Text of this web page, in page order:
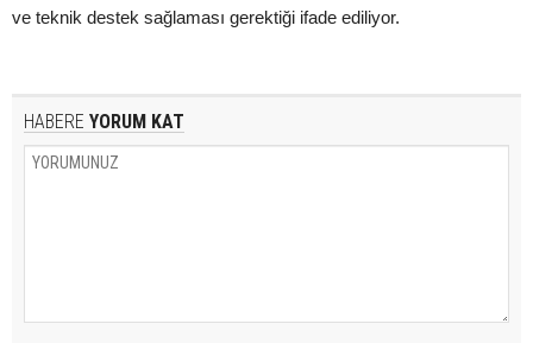
ve teknik destek sağlaması gerektiği ifade ediliyor.
HABERE YORUM KAT